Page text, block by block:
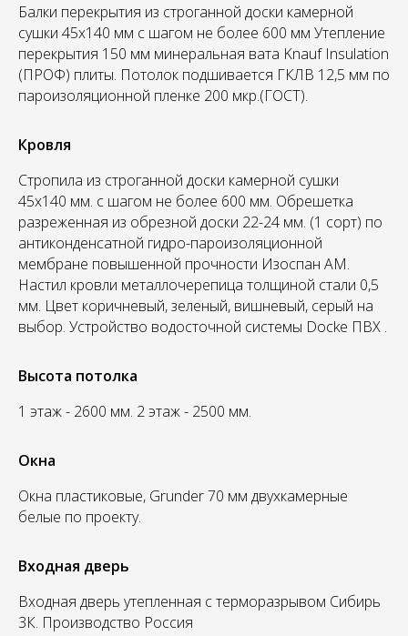
Балки перекрытия из строганной доски камерной
сушки 45х140 мм с шагом не более 600 мм Утепление
перекрытия 150 мм минеральная вата Knauf Insulation
(ПРОФ) плиты. Потолок подшивается ГКЛВ 12,5 мм по
пароизоляционной пленке 200 мкр.(ГОСТ).
Кровля
Стропила из строганной доски камерной сушки
45х140 мм. с шагом не более 600 мм. Обрешетка
разреженная из обрезной доски 22-24 мм. (1 сорт) по
антиконденсатной гидро-пароизоляционной
мембране повышенной прочности Изоспан АМ.
Настил кровли металлочерепица толщиной стали 0,5
мм. Цвет коричневый, зеленый, вишневый, серый на
выбор. Устройство водосточной системы Docke ПВХ .
Высота потолка
1 этаж - 2600 мм. 2 этаж - 2500 мм.
Окна
Окна пластиковые, Grunder 70 мм двухкамерные
белые по проекту.
Входная дверь
Входная дверь утепленная с терморазрывом Сибирь
3К. Производство Россия